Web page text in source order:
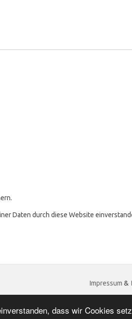
dass wir Cookies
Daten durch diese Website
Impressum &
Iconic One